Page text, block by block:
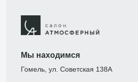
Мы находимся
Гомель, ул. Советская 138А